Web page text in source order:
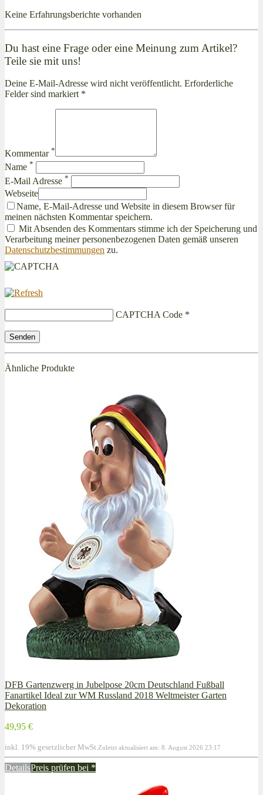
Keine Erfahrungsberichte vorhanden
Du hast eine Frage oder eine Meinung zum Artikel?
Teile sie mit uns!
Deine E-Mail-Adresse wird nicht veröffentlicht. Erforderliche
Felder sind markiert *
Kommentar *
Name *
E-Mail Adresse *
Webseite
Name, E-Mail-Adresse und Website in diesem Browser für
meinen nächsten Kommentar speichern.
Mit Absenden des Kommentars stimme ich der Speicherung und
Verarbeitung meiner personenbezogenen Daten gemäß unseren
Datenschutzbestimmungen zu.
CAPTCHA Code *
Ähnliche Produkte
DFB Gartenzwerg in Jubelpose 20cm Deutschland Fußball
Fanartikel Ideal zur WM Russland 2018 Weltmeister Garten
Dekoration
49,95 €
inkl. 19% gesetzlicher MwSt. Zuletzt aktualisiert am: 8. August 2026 23:17
DetailsPreis prüfen bei *